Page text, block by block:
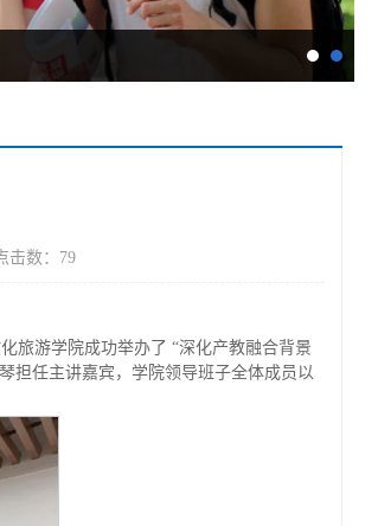
数： 79
旅游学院成功举办了 “深化产教融合背景
担任主讲嘉宾，学院领导班子全体成员以